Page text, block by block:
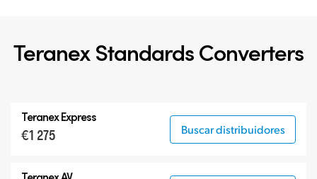
Teranex Standards Converters
Teranex Express
€1 275 Buscar distribuidores